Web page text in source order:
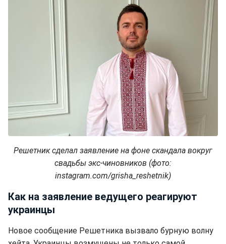
Решетник сделал заявление на фоне скандала вокруг
свадьбы экс-чиновников (фото:
instagram.com/grisha_reshetnik)
Как на заявление ведущего реагируют
украинцы
Новое сообщение Решетника вызвало бурную волну